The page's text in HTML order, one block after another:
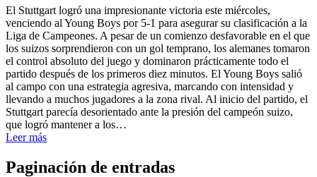
El Stuttgart logró una impresionante victoria este miércoles,
venciendo al Young Boys por 5-1 para asegurar su clasificación a la
Liga de Campeones. A pesar de un comienzo desfavorable en el que
los suizos sorprendieron con un gol temprano, los alemanes tomaron
el control absoluto del juego y dominaron prácticamente todo el
partido después de los primeros diez minutos. El Young Boys salió
al campo con una estrategia agresiva, marcando con intensidad y
llevando a muchos jugadores a la zona rival. Al inicio del partido, el
Stuttgart parecía desorientado ante la presión del campeón suizo,
que logró mantener a los…
Leer más
Paginación de entradas